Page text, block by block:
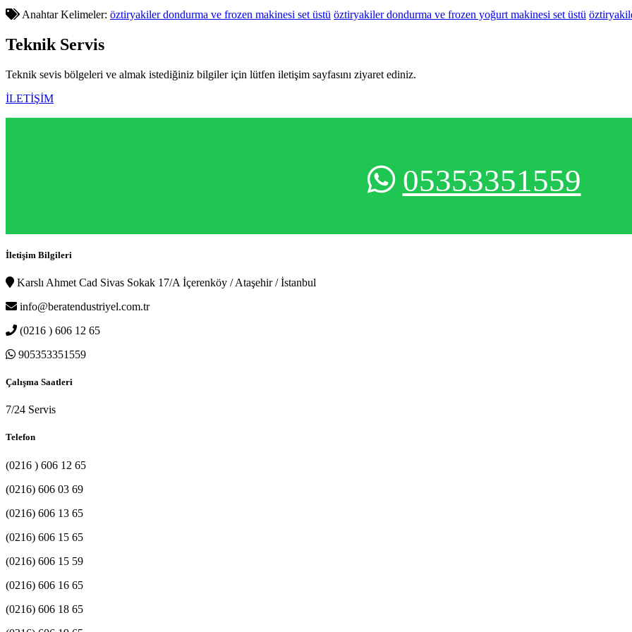
Anahtar Kelimeler: öztiryakiler dondurma ve frozen makinesi set üstü öztiryakiler dondurma ve frozen yoğurt makinesi set üstü
Teknik Servis
Teknik sevis bölgeleri ve almak istediğiniz bilgiler için lütfen iletişim sayfasını ziyaret ediniz.
İLETİŞİM
05353351559
İletişim Bilgileri
Karslı Ahmet Cad Sivas Sokak 17/A İçerenköy / Ataşehir / İstanbul
info@beratendustriyel.com.tr
(0216 ) 606 12 65
905353351559
Çalışma Saatleri
7/24 Servis
Telefon
(0216 ) 606 12 65
(0216) 606 03 69
(0216) 606 13 65
(0216) 606 15 65
(0216) 606 15 59
(0216) 606 16 65
(0216) 606 18 65